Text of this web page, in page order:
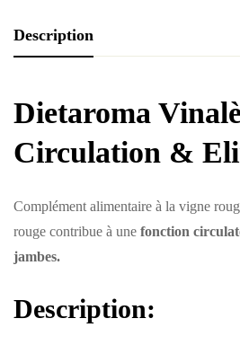
Description
Dietaroma
Circulation &
Complément alimentaire à la vigne
rouge contribue à une fonction
jambes.
Description: